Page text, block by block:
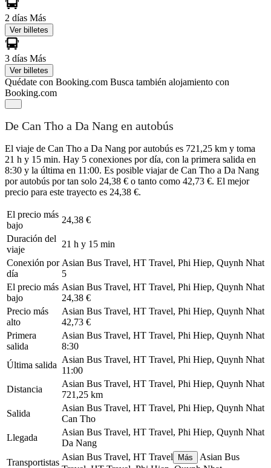
2 días Más
Ver billetes
3 días Más
Ver billetes
Quédate con Booking.com Busca también alojamiento con
Booking.com
De Can Tho a Da Nang en autobús
El viaje de Can Tho a Da Nang por autobús es 721,25 km y toma
21 h y 15 min. Hay 5 conexiones por día, con la primera salida en
8:30 y la última en 11:00. Es posible viajar de Can Tho a Da Nang
por autobús por tan solo 24,38 € o tanto como 42,73 €. El mejor
precio para este trayecto es 24,38 €.
El precio más
bajo
24,38 €
Duración del
viaje
21 h y 15 min
Conexión por
día
Asian Bus Travel, HT Travel, Phi Hiep, Quynh Nhat
5
El precio más
bajo
Asian Bus Travel, HT Travel, Phi Hiep, Quynh Nhat
24,38 €
Precio más
alto
Asian Bus Travel, HT Travel, Phi Hiep, Quynh Nhat
42,73 €
Primera
salida
Asian Bus Travel, HT Travel, Phi Hiep, Quynh Nhat
8:30
Última salida
Asian Bus Travel, HT Travel, Phi Hiep, Quynh Nhat
11:00
Distancia
Asian Bus Travel, HT Travel, Phi Hiep, Quynh Nhat
721,25 km
Salida
Asian Bus Travel, HT Travel, Phi Hiep, Quynh Nhat
Can Tho
Llegada
Asian Bus Travel, HT Travel, Phi Hiep, Quynh Nhat
Da Nang
Transportistas
Asian Bus Travel, HT Travel Más
Asian Bus